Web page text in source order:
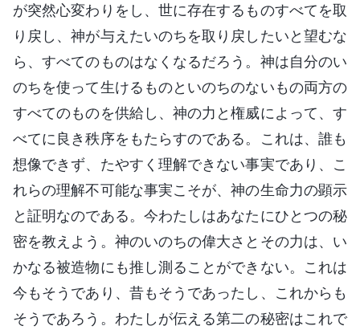
が突然心変わりをし、世に存在するものすべてを取
り戻し、神が与えたいのちを取り戻したいと望むな
ら、すべてのものはなくなるだろう。神は自分のい
のちを使って生けるものといのちのないもの両方の
すべてのものを供給し、神の力と権威によって、す
べてに良き秩序をもたらすのである。これは、誰も
想像できず、たやすく理解できない事実であり、こ
れらの理解不可能な事実こそが、神の生命力の顕示
と証明なのである。今わたしはあなたにひとつの秘
密を教えよう。神のいのちの偉大さとその力は、い
かなる被造物にも推し測ることができない。これは
今もそうであり、昔もそうであったし、これからも
そうであろう。わたしが伝える第二の秘密はこれで